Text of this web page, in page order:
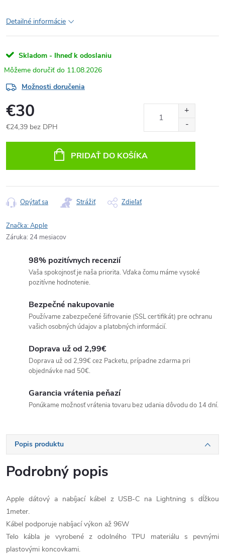
Detailné informácie
Skladom - Ihneď k odoslaniu
11.08.2026
Možnosti doručenia
€30
€24,39 bez DPH
PRIDAŤ DO KOŠÍKA
Opýtať sa Strážiť Zdieľať
Značka:Apple
Záruka: 24 mesiacov
98% pozitívnych recenzií
Vaša spokojnosť je naša priorita. Vďaka čomu máme vysoké
pozitívne hodnotenie.
Bezpečné nakupovanie
Používame zabezpečené šifrovanie (SSL certifikát) pre ochranu
vašich osobných údajov a platobných informácií.
Doprava už od 2,99€
Doprava už od 2,99€ cez Packetu, prípadne zdarma pri
objednávke nad 50€.
Garancia vrátenia peňazí
Ponúkame možnosť vrátenia tovaru bez udania dôvodu do 14 dní.
Popis produktu
Podrobný popis
Apple dátový a nabíjací kábel z USB-C na Lightning s dĺžkou
1meter.
Kábel podporuje nabíjací výkon až 96W
Telo kábla je vyrobené z odolného TPU materiálu s pevnými
plastovými koncovkami.